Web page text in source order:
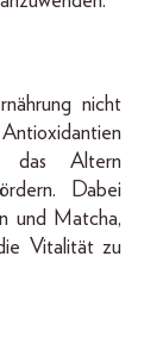
nicht
das Altern
Dabei
und Matcha,
Vitalität zu